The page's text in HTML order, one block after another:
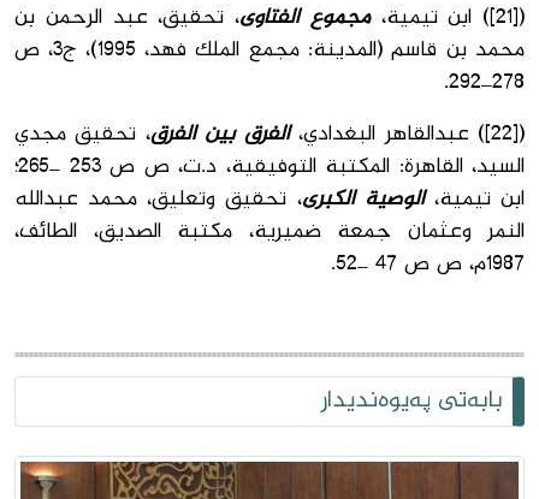
([21]) ابن تيمية،
مجموع الفتاوى، تحقيق، عبد الرحمن بن
محمد بن قاسم (المدينة: مجمع الملك فهد، 1995)، ج3، ص
278_292.
([22]) عبدالقاهر البغدادي،
الفرق بين الفرق، تحقيق مجدي
السيد، القاهرة: المكتبة التوفيقية، د.ت، ص ص 253 _265؛
ابن تيمية،الوصية الكبرى، تحقيق وتعليق، محمد عبدالله
النمر وعثمان جمعة ضميرية، مكتبة الصديق، الطائف،
1987م، ص ص 47 _52.
بابەتی پەیوەندیدار